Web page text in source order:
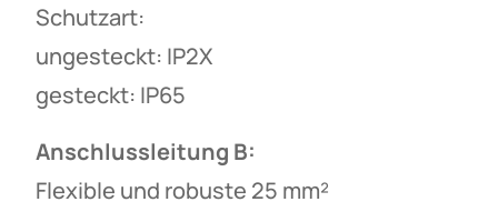
Schutzart:
ungesteckt: IP2X
gesteckt: IP65
Anschlussleitung B:
Flexible und robuste 25 mm²